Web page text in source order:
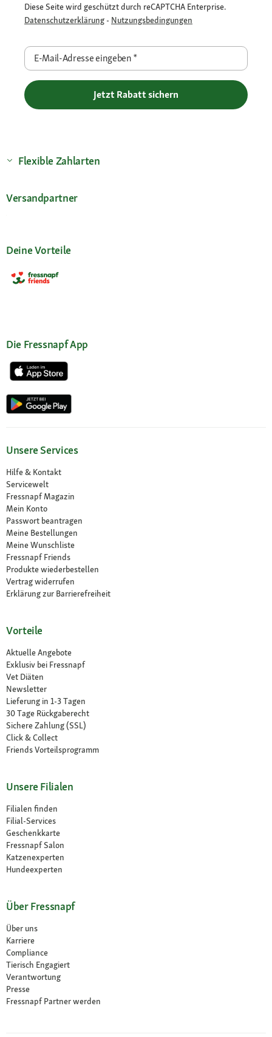
Diese Seite wird geschützt durch reCAPTCHA Enterprise.
Datenschutzerklärung - Nutzungsbedingungen
E-Mail-Adresse eingeben*
Jetzt Rabatt sichern
Flexible Zahlarten
Versandpartner
Deine Vorteile
Die Fressnapf App
Unsere Services
Hilfe & Kontakt
Servicewelt
Fressnapf Magazin
Mein Konto
Passwort beantragen
Meine Bestellungen
Meine Wunschliste
Fressnapf Friends
Produkte wiederbestellen
Vertrag widerrufen
Erklärung zur Barrierefreiheit
Vorteile
Aktuelle Angebote
Exklusiv bei Fressnapf
Vet Diäten
Newsletter
Lieferung in 1-3 Tagen
30 Tage Rückgaberecht
Sichere Zahlung (SSL)
Click & Collect
Friends Vorteilsprogramm
Unsere Filialen
Filialen finden
Filial-Services
Geschenkkarte
Fressnapf Salon
Katzenexperten
Hundeexperten
Über Fressnapf
Über uns
Karriere
Compliance
Tierisch Engagiert
Verantwortung
Presse
Fressnapf Partner werden